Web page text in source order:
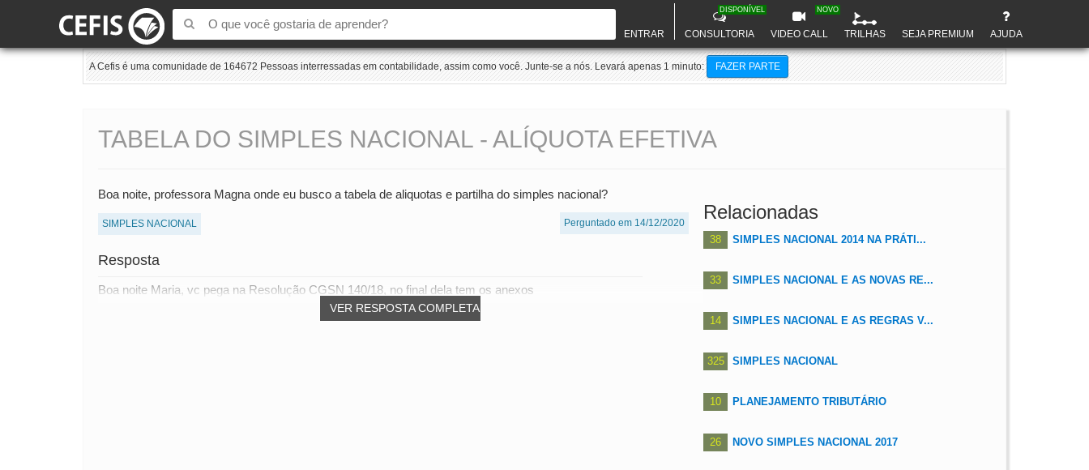
ENTRAR CONSULTORIA
DISPONÍVEL
VIDEO CALL
NOVO
TRILHAS SEJA PREMIUM AJUDA
A Cefis é uma comunidade de 164672 Pessoas interressadas em contabilidade, assim como você. Junte-se a nós. Levará apenas 1 minuto: FAZER PARTE
TABELA DO SIMPLES NACIONAL - ALÍQUOTA EFETIVA
Boa noite, professora Magna onde eu busco a tabela de aliquotas e partilha do simples nacional?
SIMPLES NACIONAL Perguntado em 14/12/2020
Resposta
VER RESPOSTA COMPLETA
Boa noite Maria, vc pega na Resolução CGSN 140/18, no final dela tem os anexos
Relacionadas
38 SIMPLES NACIONAL 2014 NA PRÁTI...
33 SIMPLES NACIONAL E AS NOVAS RE...
14 SIMPLES NACIONAL E AS REGRAS V...
325 SIMPLES NACIONAL
10 PLANEJAMENTO TRIBUTÁRIO
26 NOVO SIMPLES NACIONAL 2017